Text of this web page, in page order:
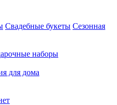
Свадебные букеты Сезонная
наборы
для дома